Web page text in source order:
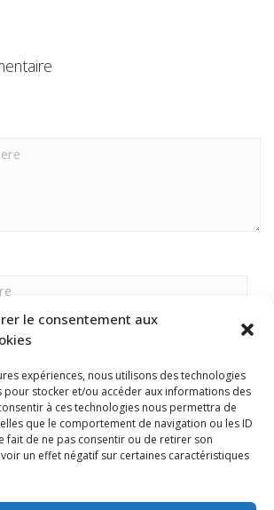
le consentement aux
expériences, nous utilisons des technologies
pour stocker et/ou accéder aux informations des
à ces technologies nous permettra de
que le comportement de navigation ou les ID
fait de ne pas consentir ou de retirer son
un effet négatif sur certaines caractéristiques